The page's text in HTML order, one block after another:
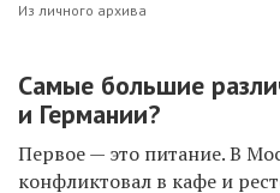
Из личного архива
Самые большие
и Германии?
Первое — это питание. В
конфликтовал в кафе и